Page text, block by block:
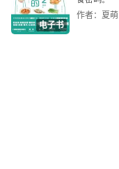
电子书
作者：夏萌